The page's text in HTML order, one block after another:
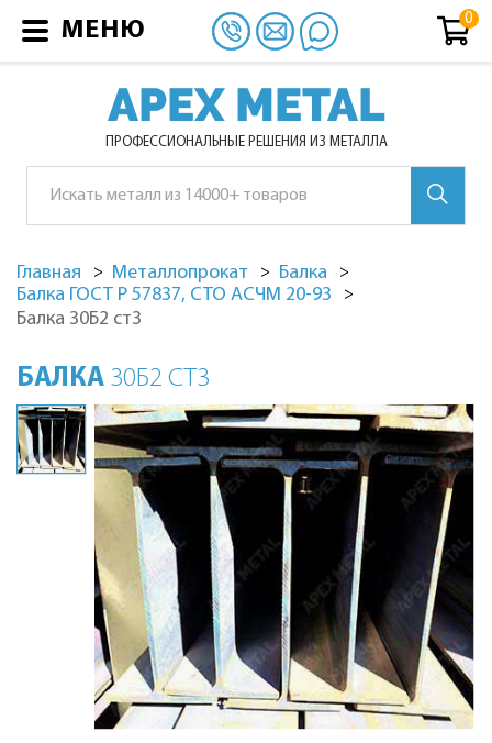
APEX METAL
ПРОФЕССИОНАЛЬНЫЕ РЕШЕНИЯ ИЗ МЕТАЛЛА
Главная Металлопрокат
Балка
Балка ГОСТ Р 57837, СТО АСЧМ 20-93
Балка 30Б2 ст3
БАЛКА 30Б2 СТ3
МЕНЮ